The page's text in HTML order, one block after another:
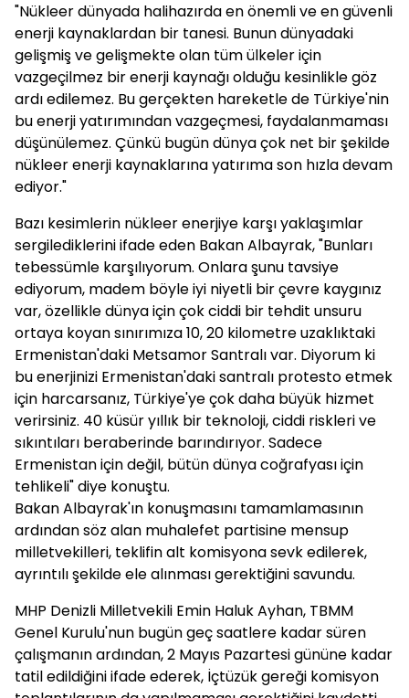
"Nükleer dünyada halihazırda en önemli ve en güvenli
enerji kaynaklardan bir tanesi. Bunun dünyadaki
gelişmiş ve gelişmekte olan tüm ülkeler için
vazgeçilmez bir enerji kaynağı olduğu kesinlikle göz
ardı edilemez. Bu gerçekten hareketle de Türkiye'nin
bu enerji yatırımından vazgeçmesi, faydalanmaması
düşünülemez. Çünkü bugün dünya çok net bir şekilde
nükleer enerji kaynaklarına yatırıma son hızla devam
ediyor."
Bazı kesimlerin nükleer enerjiye karşı yaklaşımlar
sergilediklerini ifade eden Bakan Albayrak, "Bunları
tebessümle karşılıyorum. Onlara şunu tavsiye
ediyorum, madem böyle iyi niyetli bir çevre kaygınız
var, özellikle dünya için çok ciddi bir tehdit unsuru
ortaya koyan sınırımıza 10, 20 kilometre uzaklıktaki
Ermenistan'daki Metsamor Santralı var. Diyorum ki
bu enerjinizi Ermenistan'daki santralı protesto etmek
için harcarsanız, Türkiye'ye çok daha büyük hizmet
verirsiniz. 40 küsür yıllık bir teknoloji, ciddi riskleri ve
sıkıntıları beraberinde barındırıyor. Sadece
Ermenistan için değil, bütün dünya coğrafyası için
tehlikeli" diye konuştu.
Bakan Albayrak'ın konuşmasını tamamlamasının
ardından söz alan muhalefet partisine mensup
milletvekilleri, teklifin alt komisyona sevk edilerek,
ayrıntılı şekilde ele alınması gerektiğini savundu.
MHP Denizli Milletvekili Emin Haluk Ayhan, TBMM
Genel Kurulu'nun bugün geç saatlere kadar süren
çalışmanın ardından, 2 Mayıs Pazartesi gününe kadar
tatil edildiğini ifade ederek, İçtüzük gereği komisyon